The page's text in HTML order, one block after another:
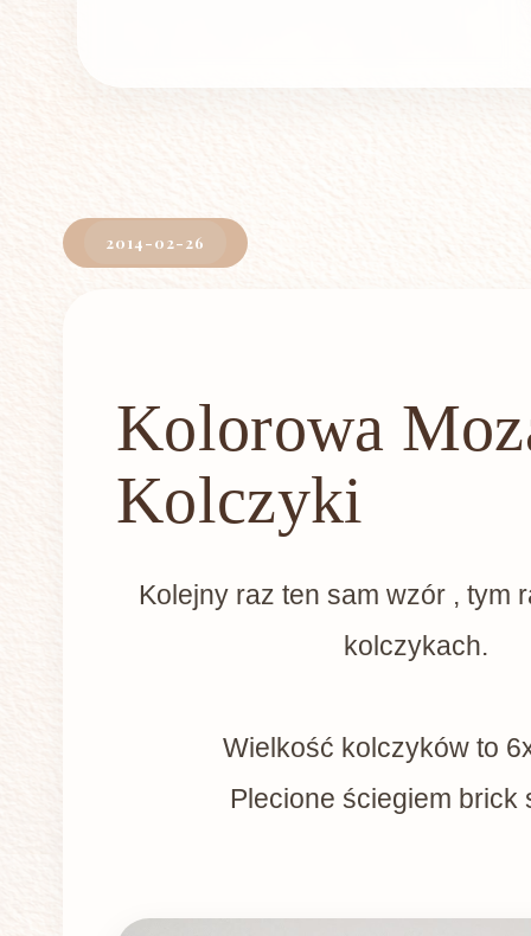
2014-02-26
Kolorowa
Kolczyki
Kolejny raz ten sam wzór , tym
kolczykach.
Wielkość kolczyków to
Plecione ściegiem brick